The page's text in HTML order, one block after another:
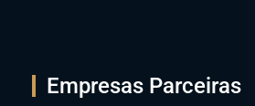
Empresas Parceiras